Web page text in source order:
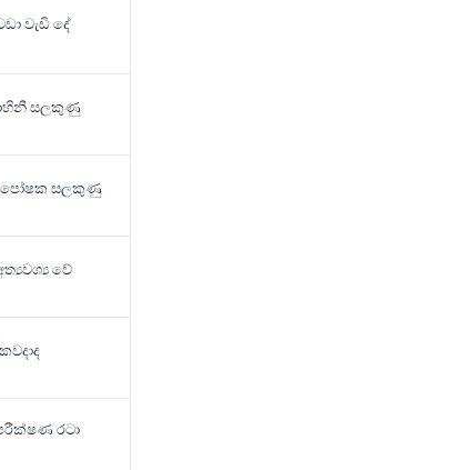
වැඩි දේ
සලකුණු
පෝෂක සලකුණු
වේ
රටා